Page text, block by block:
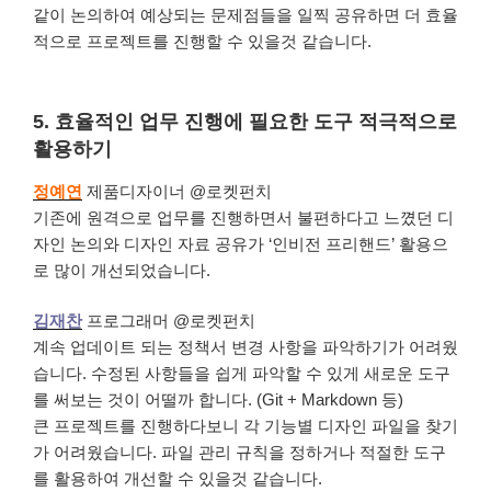
같이 논의하여 예상되는 문제점들을 일찍 공유하면 더 효율
적으로 프로젝트를 진행할 수 있을것 같습니다.
5. 효율적인 업무 진행에 필요한 도구 적극적으로
활용하기
정예연 제품디자이너 @로켓펀치
기존에 원격으로 업무를 진행하면서 불편하다고 느꼈던 디
자인 논의와 디자인 자료 공유가 ‘인비전 프리핸드’ 활용으
로 많이 개선되었습니다.
김재찬 프로그래머 @로켓펀치
계속 업데이트 되는 정책서 변경 사항을 파악하기가 어려웠
습니다. 수정된 사항들을 쉽게 파악할 수 있게 새로운 도구
를 써보는 것이 어떨까 합니다. (Git + Markdown 등)
큰 프로젝트를 진행하다보니 각 기능별 디자인 파일을 찾기
가 어려웠습니다. 파일 관리 규칙을 정하거나 적절한 도구
를 활용하여 개선할 수 있을것 같습니다.